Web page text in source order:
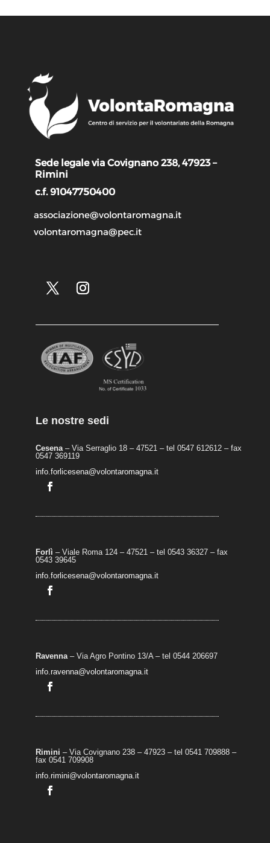
Sede legale via Covignano 238, 47923 –
Rimini
c.f. 91047750400
associazione@volontaromagna.it
volontaromagna@pec.it
Le nostre sedi
Cesena– Via Serraglio 18 – 47521 – tel 0547 612612 – fax
0547 369119
info.forlicesena@volontaromagna.it
Forlì – Viale Roma 124 – 47521 – tel 0543 36327 – fax
0543 39645
info.forlicesena@volontaromagna.it
Ravenna– Via Agro Pontino 13/A– tel 0544 206697
info.ravenna@volontaromagna.it
Rimini – Via Covignano 238 – 47923 – tel 0541 709888 –
fax 0541 709908
info.rimini@volontaromagna.it